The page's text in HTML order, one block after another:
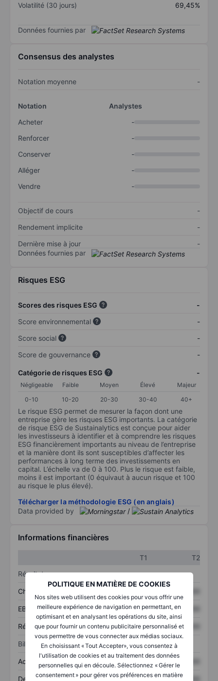
POLITIQUE EN MATIÈRE DE COOKIES
Nos sites web utilisent des cookies pour vous offrir une
meilleure expérience de navigation en permettant, en
optimisant et en analysant les opérations du site, ainsi
que pour fournir un contenu publicitaire personnalisé et
vous permettre de vous connecter aux médias sociaux.
En choisissant « Tout Accepter», vous consentez à
l'utilisation de cookies et au traitement des données
personnelles qui en découle. Sélectionnez « Gérer le
consentement » pour gérer vos préférences en matière
Volatilité (30 jours)
69,45%
Données fournies par
Consensus des analystes
Notation moyenne -
Notation
Analystes
Acheter
-
Renforcer
-
Conserver
-
Alléger
-
Vendre
-
Objectif de cours
-
Rendement implicite
-
Dernière mise à jour
-
Données fournies par
Risques ESG
Scores des risques ESG
-
Score environnemental
-
Score social
-
Score de gouvernance
-
Catégorie de risques ESG -
Négligeable Faible Moyen Élevé
Majeur
0-10
10-20 20-30 30-40 40+
Le risque ESG permet de mesurer la façon dont une
entreprise gère les risques ESG importants. La catégorie
de risque ESG de Sustainalytics est conçue pour aider
les investisseurs à identifier et à comprendre les risques
ESG financièrement importants au niveau de l’entreprise
et la manière dont ils sont susceptibles d’affecter les
performances à long terme des investissements en
capital. L’échelle va de 0 à 100. Plus le risque est faible,
moins il est important (0 équivaut à aucun risque et 100
au risque le plus élevé).
Télécharger la méthodologie ESG (en anglais)
Data provided by
/
Informations financières
T1
T2
Résultats
Chiffre d’affaires
EBITDA XXXXXXX XXXXXXX
Résultat net XXXXXXX XXXXXXX
Bilan
Actifs totaux XXXXXXX XXXXXXX
Dette totale XXXXXXX XXXXXXX